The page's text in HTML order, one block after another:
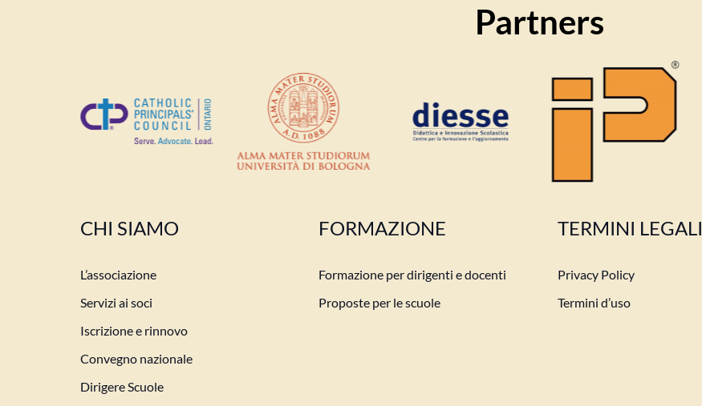
Partners
CHI SIAMO
L’associazione
Servizi ai soci
Iscrizione e rinnovo
Convegno nazionale
Dirigere Scuole
FORMAZIONE
Formazione per dirigenti e docenti
Proposte per le scuole
TERMINI LEGALI
Privacy Policy
Termini d’uso